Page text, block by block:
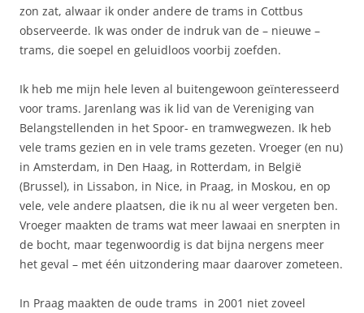
zon zat, alwaar ik onder andere de trams in Cottbus
observeerde. Ik was onder de indruk van de – nieuwe –
trams, die soepel en geluidloos voorbij zoefden.
Ik heb me mijn hele leven al buitengewoon geïnteresseerd
voor trams. Jarenlang was ik lid van de Vereniging van
Belangstellenden in het Spoor- en tramwegwezen. Ik heb
vele trams gezien en in vele trams gezeten. Vroeger (en nu)
in Amsterdam, in Den Haag, in Rotterdam, in België
(Brussel), in Lissabon, in Nice, in Praag, in Moskou, en op
vele, vele andere plaatsen, die ik nu al weer vergeten ben.
Vroeger maakten de trams wat meer lawaai en snerpten in
de bocht, maar tegenwoordig is dat bijna nergens meer
het geval – met één uitzondering maar daarover zometeen.
In Praag maakten de oude trams in 2001 niet zoveel